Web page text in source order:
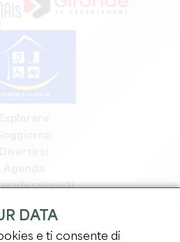
professionisti
stampa
lavoro e stage
DATA
e ti consente di